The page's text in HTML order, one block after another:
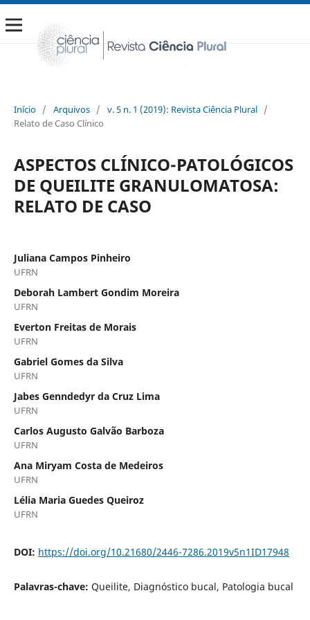
Início / Arquivos / v. 5 n. 1 (2019): Revista Ciência Plural /
Relato de Caso Clínico
ASPECTOS CLÍNICO-PATOLÓGICOS
DE QUEILITE GRANULOMATOSA:
RELATO DE CASO
Juliana Campos Pinheiro
UFRN
Deborah Lambert Gondim Moreira
UFRN
Everton Freitas de Morais
UFRN
Gabriel Gomes da Silva
UFRN
Jabes Genndedyr da Cruz Lima
UFRN
Carlos Augusto Galvão Barboza
UFRN
Ana Miryam Costa de Medeiros
UFRN
Lélia Maria Guedes Queiroz
UFRN
DOI: https://doi.org/10.21680/2446-7286.2019v5n1ID17948
Palavras-chave: Queilite, Diagnóstico bucal, Patologia bucal